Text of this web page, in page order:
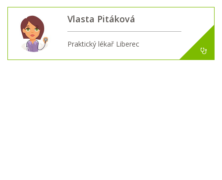
Vlasta Pitáková
Praktický lékař Liberec